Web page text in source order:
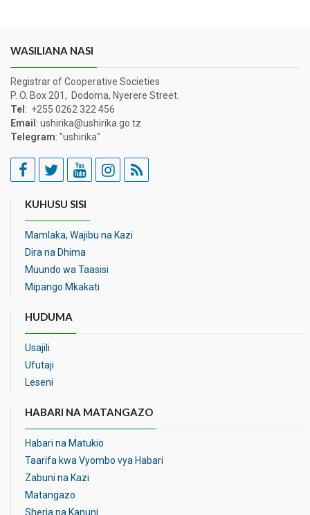
WASILIANA NASI
Registrar of Cooperative Societies
P. O. Box 201, Dodoma, Nyerere Street.
Tel : +255 0262 322 456
Email : ushirika@ushirika.go.tz
Telegram: "ushirika"
KUHUSU SISI
Mamlaka, Wajibu na Kazi
Dira na Dhima
Muundo wa Taasisi
Mipango Mkakati
HUDUMA
Usajili
Ufutaji
Leseni
HABARI NA MATANGAZO
Habari na Matukio
Taarifa kwa Vyombo vya Habari
Zabuni na Kazi
Matangazo
Sheria na Kanuni